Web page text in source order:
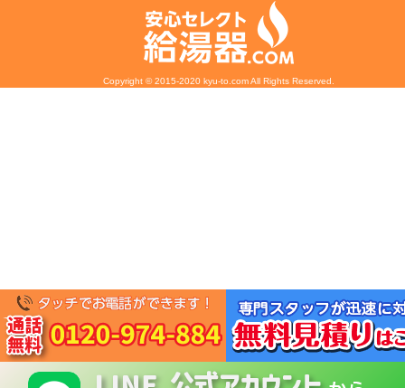
Copyright © 2015-2020 kyu-to.com All Rights Reserved.